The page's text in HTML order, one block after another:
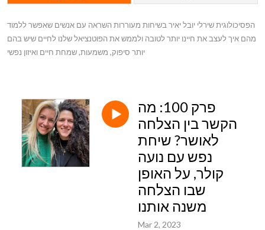
הפסיכולוגית שירלי יובל יאיר בשיחות מעוררות השראה עם אנשים שאפשר ללמוד
מהם איך לעצב את חיינו יותר לטובה ולממש את הפוטנציאל שלנו לחיים שיש בהם
יותר סיפוק, משמעות, שמחת חיים ואיזון נפשי
פרק 100: מה
הקשר בין הצלחה
לאושר? שיחת
נפש עם נועה
קולר, על האופן
שבו הצלחה
משנה אותנו
Mar 2, 2023